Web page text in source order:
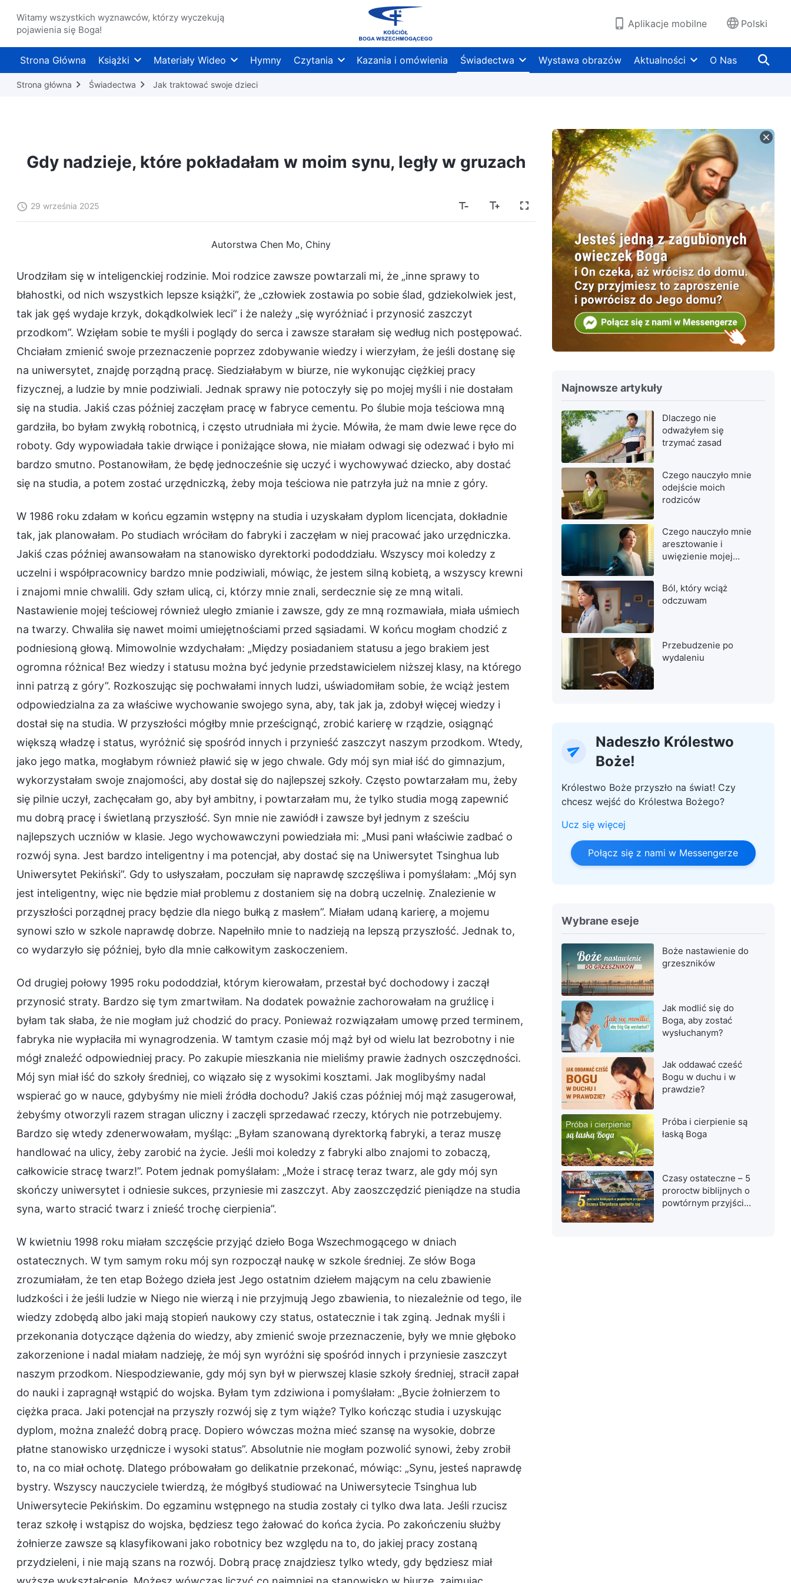
Witamy wszystkich wyznawców, którzy wyczekują
pojawienia się Boga!
Aplikacje mobilne Polski
Strona Główna Książki Materiały Wideo Hymny Czytania Kazania i omówienia Świadectwa Wystawa obrazów Aktualności O Nas
Strona główna Świadectwa Jak traktować swoje dzieci
Gdy nadzieje, które pokładałam w moim synu, legły w gruzach
29 września 2025
Autorstwa Chen Mo, Chiny
Urodziłam się w inteligenckiej rodzinie. Moi rodzice zawsze powtarzali mi, że „inne sprawy to
błahostki, od nich wszystkich lepsze książki”, że „człowiek zostawia po sobie ślad, gdziekolwiek jest,
tak jak gęś wydaje krzyk, dokądkolwiek leci” i że należy „się wyróżniać i przynosić zaszczyt
przodkom”. Wzięłam sobie te myśli i poglądy do serca i zawsze starałam się według nich postępować.
Chciałam zmienić swoje przeznaczenie poprzez zdobywanie wiedzy i wierzyłam, że jeśli dostanę się
na uniwersytet, znajdę porządną pracę. Siedziałabym w biurze, nie wykonując ciężkiej pracy
fizycznej, a ludzie by mnie podziwiali. Jednak sprawy nie potoczyły się po mojej myśli i nie dostałam
się na studia. Jakiś czas później zaczęłam pracę w fabryce cementu. Po ślubie moja teściowa mną
gardziła, bo byłam zwykłą robotnicą, i często utrudniała mi życie. Mówiła, że mam dwie lewe ręce do
roboty. Gdy wypowiadała takie drwiące i poniżające słowa, nie miałam odwagi się odezwać i było mi
bardzo smutno. Postanowiłam, że będę jednocześnie się uczyć i wychowywać dziecko, aby dostać
się na studia, a potem zostać urzędniczką, żeby moja teściowa nie patrzyła już na mnie z góry.
W 1986 roku zdałam w końcu egzamin wstępny na studia i uzyskałam dyplom licencjata, dokładnie
tak, jak planowałam. Po studiach wróciłam do fabryki i zaczęłam w niej pracować jako urzędniczka.
Jakiś czas później awansowałam na stanowisko dyrektorki pododdziału. Wszyscy moi koledzy z
uczelni i współpracownicy bardzo mnie podziwiali, mówiąc, że jestem silną kobietą, a wszyscy krewni
i znajomi mnie chwalili. Gdy szłam ulicą, ci, którzy mnie znali, serdecznie się ze mną witali.
Nastawienie mojej teściowej również uległo zmianie i zawsze, gdy ze mną rozmawiała, miała uśmiech
na twarzy. Chwaliła się nawet moimi umiejętnościami przed sąsiadami. W końcu mogłam chodzić z
podniesioną głową. Mimowolnie wzdychałam: „Między posiadaniem statusu a jego brakiem jest
ogromna różnica! Bez wiedzy i statusu można być jedynie przedstawicielem niższej klasy, na którego
inni patrzą z góry”. Rozkoszując się pochwałami innych ludzi, uświadomiłam sobie, że wciąż jestem
odpowiedzialna za za właściwe wychowanie swojego syna, aby, tak jak ja, zdobył więcej wiedzy i
dostał się na studia. W przyszłości mógłby mnie prześcignąć, zrobić karierę w rządzie, osiągnąć
większą władzę i status, wyróżnić się spośród innych i przynieść zaszczyt naszym przodkom. Wtedy,
jako jego matka, mogłabym również pławić się w jego chwale. Gdy mój syn miał iść do gimnazjum,
wykorzystałam swoje znajomości, aby dostał się do najlepszej szkoły. Często powtarzałam mu, żeby
się pilnie uczył, zachęcałam go, aby był ambitny, i powtarzałam mu, że tylko studia mogą zapewnić
mu dobrą pracę i świetlaną przyszłość. Syn mnie nie zawiódł i zawsze był jednym z sześciu
najlepszych uczniów w klasie. Jego wychowawczyni powiedziała mi: „Musi pani właściwie zadbać o
rozwój syna. Jest bardzo inteligentny i ma potencjał, aby dostać się na Uniwersytet Tsinghua lub
Uniwersytet Pekiński”. Gdy to usłyszałam, poczułam się naprawdę szczęśliwa i pomyślałam: „Mój syn
jest inteligentny, więc nie będzie miał problemu z dostaniem się na dobrą uczelnię. Znalezienie w
przyszłości porządnej pracy będzie dla niego bułką z masłem”. Miałam udaną karierę, a mojemu
synowi szło w szkole naprawdę dobrze. Napełniło mnie to nadzieją na lepszą przyszłość. Jednak to,
co wydarzyło się później, było dla mnie całkowitym zaskoczeniem.
Od drugiej połowy 1995 roku pododdział, którym kierowałam, przestał być dochodowy i zaczął
przynosić straty. Bardzo się tym zmartwiłam. Na dodatek poważnie zachorowałam na gruźlicę i
byłam tak słaba, że nie mogłam już chodzić do pracy. Ponieważ rozwiązałam umowę przed terminem,
fabryka nie wypłaciła mi wynagrodzenia. W tamtym czasie mój mąż był od wielu lat bezrobotny i nie
mógł znaleźć odpowiedniej pracy. Po zakupie mieszkania nie mieliśmy prawie żadnych oszczędności.
Mój syn miał iść do szkoły średniej, co wiązało się z wysokimi kosztami. Jak moglibyśmy nadal
wspierać go w nauce, gdybyśmy nie mieli źródła dochodu? Jakiś czas później mój mąż zasugerował,
żebyśmy otworzyli razem stragan uliczny i zaczęli sprzedawać rzeczy, których nie potrzebujemy.
Bardzo się wtedy zdenerwowałam, myśląc: „Byłam szanowaną dyrektorką fabryki, a teraz muszę
handlować na ulicy, żeby zarobić na życie. Jeśli moi koledzy z fabryki albo znajomi to zobaczą,
całkowicie stracę twarz!”. Potem jednak pomyślałam: „Może i stracę teraz twarz, ale gdy mój syn
skończy uniwersytet i odniesie sukces, przyniesie mi zaszczyt. Aby zaoszczędzić pieniądze na studia
syna, warto stracić twarz i znieść trochę cierpienia”.
W kwietniu 1998 roku miałam szczęście przyjąć dzieło Boga Wszechmogącego w dniach
ostatecznych. W tym samym roku mój syn rozpoczął naukę w szkole średniej. Ze słów Boga
zrozumiałam, że ten etap Bożego dzieła jest Jego ostatnim dziełem mającym na celu zbawienie
ludzkości i że jeśli ludzie w Niego nie wierzą i nie przyjmują Jego zbawienia, to niezależnie od tego, ile
wiedzy zdobędą albo jaki mają stopień naukowy czy status, ostatecznie i tak zginą. Jednak myśli i
przekonania dotyczące dążenia do wiedzy, aby zmienić swoje przeznaczenie, były we mnie głęboko
zakorzenione i nadal miałam nadzieję, że mój syn wyróżni się spośród innych i przyniesie zaszczyt
naszym przodkom. Niespodziewanie, gdy mój syn był w pierwszej klasie szkoły średniej, stracił zapał
do nauki i zapragnął wstąpić do wojska. Byłam tym zdziwiona i pomyślałam: „Bycie żołnierzem to
ciężka praca. Jaki potencjał na przyszły rozwój się z tym wiąże? Tylko kończąc studia i uzyskując
dyplom, można znaleźć dobrą pracę. Dopiero wówczas można mieć szansę na wysokie, dobrze
płatne stanowisko urzędnicze i wysoki status”. Absolutnie nie mogłam pozwolić synowi, żeby zrobił
to, na co miał ochotę. Dlatego próbowałam go delikatnie przekonać, mówiąc: „Synu, jesteś naprawdę
bystry. Wszyscy nauczyciele twierdzą, że mógłbyś studiować na Uniwersytecie Tsinghua lub
Uniwersytecie Pekińskim. Do egzaminu wstępnego na studia zostały ci tylko dwa lata. Jeśli rzucisz
teraz szkołę i wstąpisz do wojska, będziesz tego żałować do końca życia. Po zakończeniu służby
żołnierze zawsze są klasyfikowani jako robotnicy bez względu na to, do jakiej pracy zostaną
przydzieleni, i nie mają szans na rozwój. Dobrą pracę znajdziesz tylko wtedy, gdy będziesz miał
Najnowsze artykuły
Dlaczego nie
odważyłem się
trzymać zasad
Czego nauczyło mnie
odejście moich
rodziców
Czego nauczyło mnie
aresztowanie i
uwięzienie mojej
Ból, który wciąż
odczuwam
Przebudzenie po
wydaleniu
Nadeszło Królestwo
Boże!
Królestwo Boże przyszło na świat! Czy
chcesz wejść do Królestwa Bożego?
Ucz się więcej
Połącz się z nami w Messengerze
Wybrane eseje
Boże nastawienie do
grzeszników
Jak modlić się do
Boga, aby zostać
wysłuchanym?
Jak oddawać cześć
Bogu w duchu i w
prawdzie?
Próba i cierpienie są
łaską Boga
Czasy ostateczne – 5
proroctw biblijnych o
powtórnym przyjściu